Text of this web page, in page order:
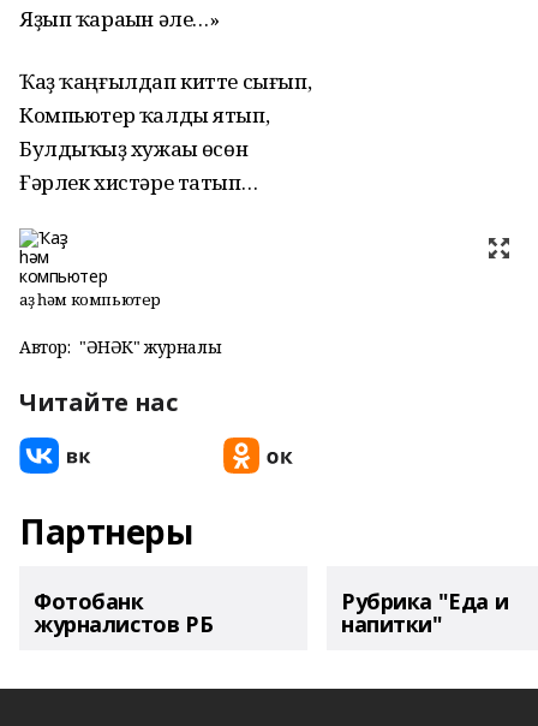
Яҙып ҡараһын әле…»
Ҡаҙ ҡаңғылдап китте сығып,
Компьютер ҡалды ятып,
Булдыҡһыҙ хужаһы өсөн
Ғәрлек хистәре татып…
Ҡаҙ һәм компьютер
Автор: "ҺӘНӘК" журналы
Читайте нас
Партнеры
Фотобанк
журналистов РБ
Рубрика "Еда и
напитки"